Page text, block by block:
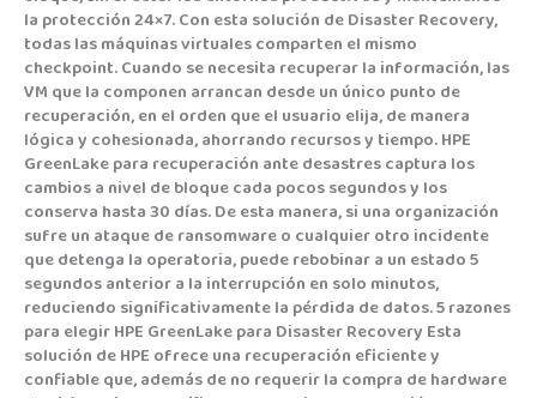
la protección 24×7. Con esta solución de Disaster Recovery,
todas las máquinas virtuales comparten el mismo
checkpoint. Cuando se necesita recuperar la información, las
VM que la componen arrancan desde un único punto de
recuperación, en el orden que el usuario elija, de manera
lógica y cohesionada, ahorrando recursos y tiempo. HPE
GreenLake para recuperación ante desastres captura los
cambios a nivel de bloque cada pocos segundos y los
conserva hasta 30 días. De esta manera, si una organización
sufre un ataque de ransomware o cualquier otro incidente
que detenga la operatoria, puede rebobinar a un estado 5
segundos anterior a la interrupción en solo minutos,
reduciendo significativamente la pérdida de datos. 5 razones
para elegir HPE GreenLake para Disaster Recovery Esta
solución de HPE ofrece una recuperación eficiente y
confiable que, además de no requerir la compra de hardware